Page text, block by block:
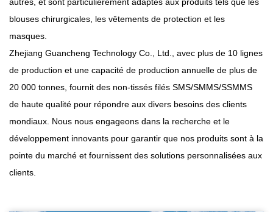
blouses chirurgicales, les vêtements de protection et les
masques.
Zhejiang Guancheng Technology Co., Ltd., avec plus de 10 lignes
de production et une capacité de production annuelle de plus de
20 000 tonnes, fournit des non-tissés filés SMS/SMMS/SSMMS
de haute qualité pour répondre aux divers besoins des clients
mondiaux. Nous nous engageons dans la recherche et le
développement innovants pour garantir que nos produits sont à la
pointe du marché et fournissent des solutions personnalisées aux
clients.